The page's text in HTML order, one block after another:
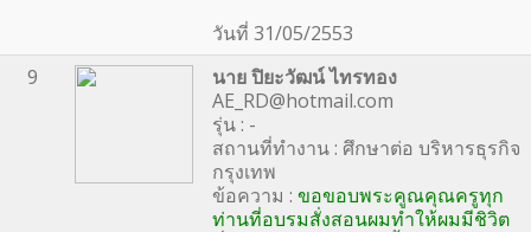
วันที่ 31/05/2553
9
นาย ปิยะวัฒน์ ไทรทอง
AE_RD@hotmail.com
รุ่น : -
สถานที่ทำงาน : ศึกษาต่อ บริหารธุรกิจ
กรุงเทพ
ข้อความ : ขอขอบพระคูณคุณครูทุก
ท่านที่อบรมสั่งสอนผมทำให้ผมมีชิวิต